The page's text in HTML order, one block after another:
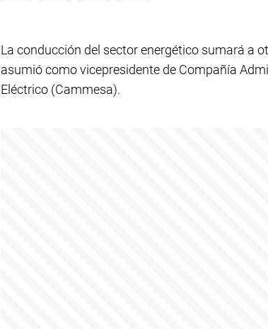
La conducción del sector energético sumará a
asumió como vicepresidente de Compañía
Eléctrico (Cammesa).